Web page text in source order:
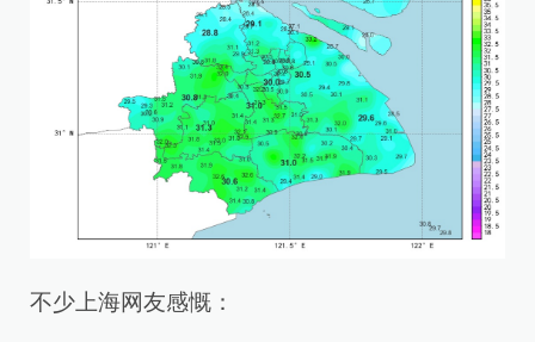
不少上海网友感慨：